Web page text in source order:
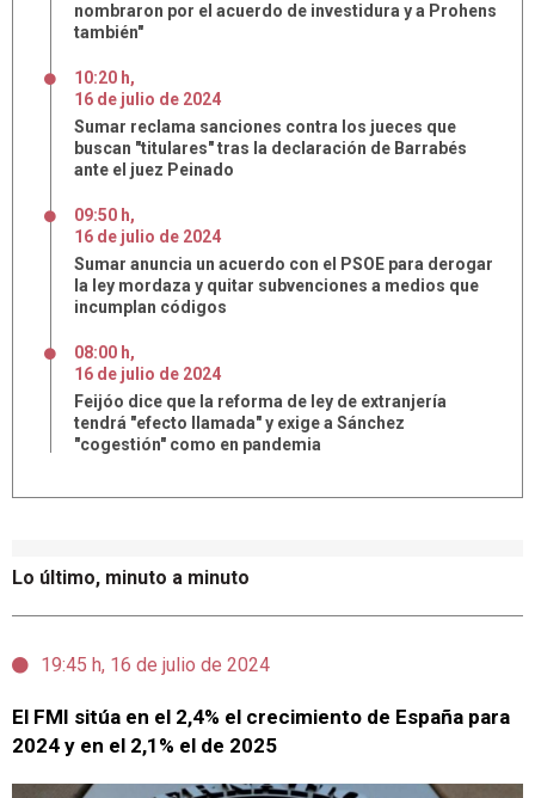
Lo último, minuto a minuto
19:45 h, 16 de julio de 2024
El FMI sitúa en el 2,4% el crecimiento de España para
2024 y en el 2,1% el de 2025
nombraron por el acuerdo de investidura y a Prohens
también"
10:20 h,
16 de julio de 2024
Sumar reclama sanciones contra los jueces que
buscan "titulares" tras la declaración de Barrabés
ante el juez Peinado
09:50 h,
16 de julio de 2024
Sumar anuncia un acuerdo con el PSOE para derogar
la ley mordaza y quitar subvenciones a medios que
incumplan códigos
08:00 h,
16 de julio de 2024
Feijóo dice que la reforma de ley de extranjería
tendrá "efecto llamada" y exige a Sánchez
"cogestión" como en pandemia